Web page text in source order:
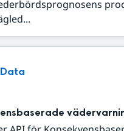
Data